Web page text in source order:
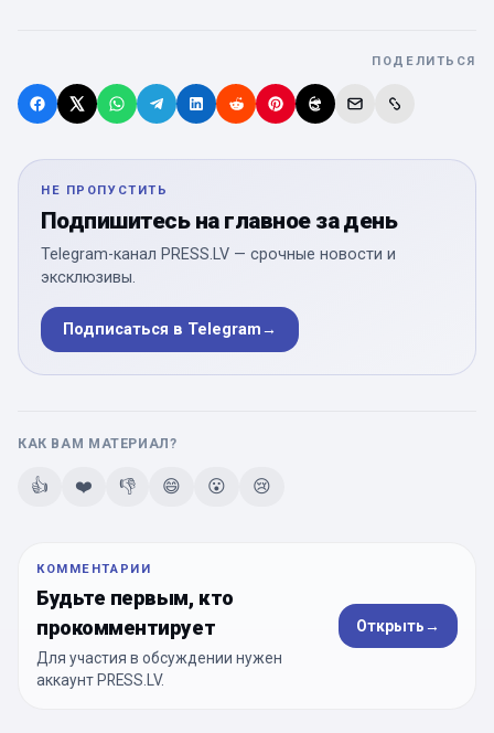
ПОДЕЛИТЬСЯ
НЕ ПРОПУСТИТЬ
Подпишитесь на главное за день
Telegram-канал PRESS.LV — срочные новости и
эксклюзивы.
Подписаться в Telegram→
КАК ВАМ МАТЕРИАЛ?
👍 ❤️ 👎 😄 😮 😢
КОММЕНТАРИИ
Будьте первым, кто
прокомментирует
Для участия в обсуждении нужен
аккаунт PRESS.LV.
Открыть→